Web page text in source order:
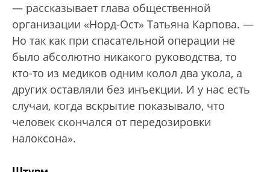
— рассказывает глава общественной
организации «Норд-Ост» Татьяна Карпова. —
Но так как при спасательной операции не
было абсолютно никакого руководства, то
кто-то из медиков одним колол два укола, а
других оставляли без инъекции. И у нас есть
случаи, когда вскрытие показывало, что
человек скончался от передозировки
налоксона».